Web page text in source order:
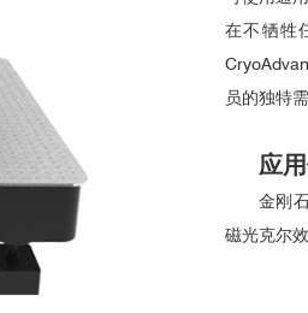
在不牺牲
员的独特需
应
金刚
磁光克尔